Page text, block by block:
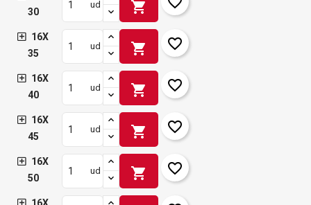
30
ud shopping_cart
16X
35
ud shopping_cart favorite_border
16X
40
ud shopping_cart favorite_border
16X
45
ud shopping_cart favorite_border
16X
50
ud shopping_cart favorite_border